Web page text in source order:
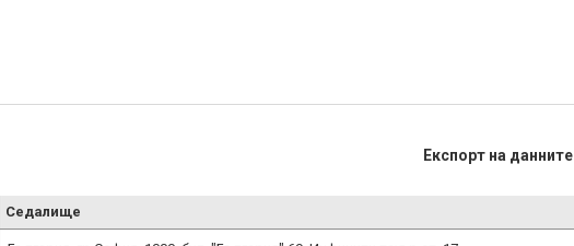
Експорт на данните
Седалище